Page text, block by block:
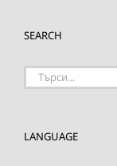
SEARCH
Търсене
LANGUAGE